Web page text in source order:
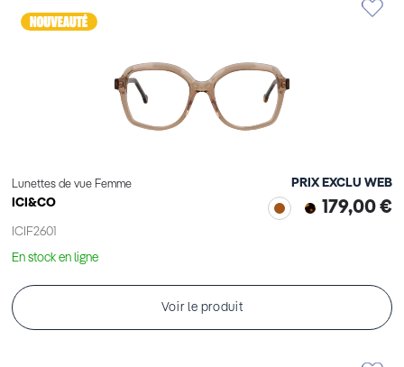
Lunettes de vue Femme
ICI&CO
ICIF2601
PRIX EXCLU WEB
179,00 €
En stock en ligne
Voir le produit